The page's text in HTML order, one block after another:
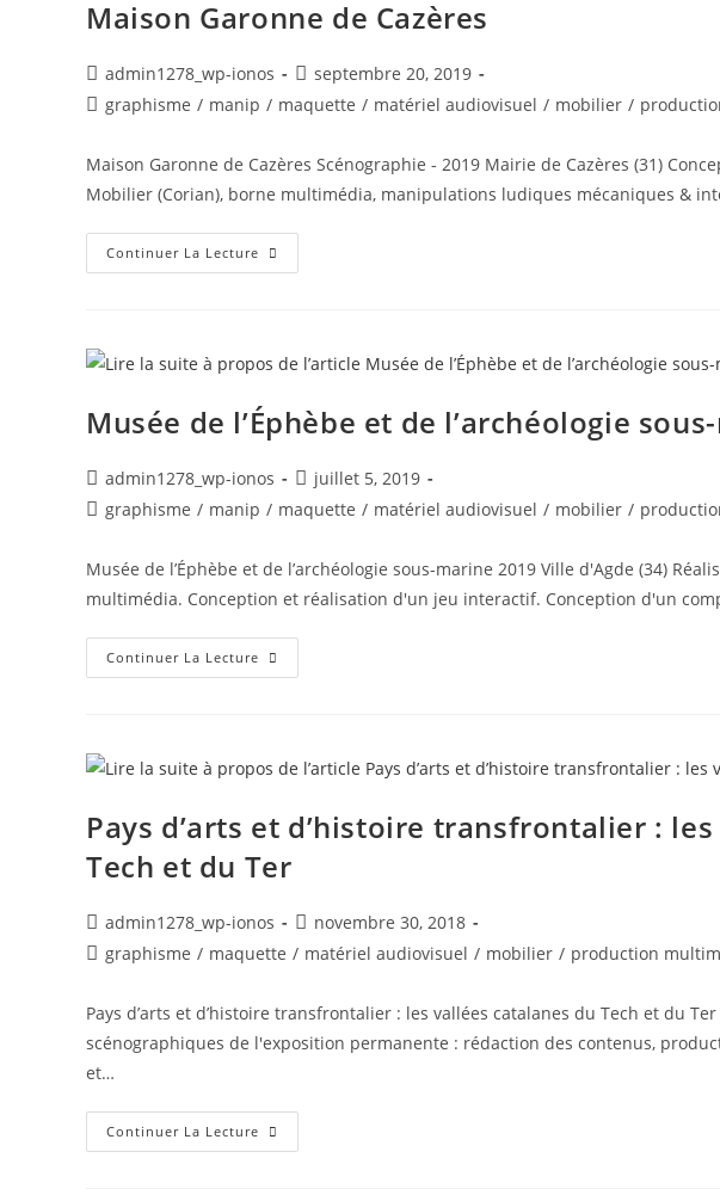
Maison Garonne de Cazères
admin1278_wp-ionos
septembre 20, 2019
graphisme / manip / maquette / matériel audiovisuel / mobilier /
Maison Garonne de Cazères Scénographie - 2019 Mairie de Cazères (31)
Mobilier (Corian), borne multimédia, manipulations ludiques mécaniques &
Continuer La Lecture
Musée de l’Éphèbe et de l’archéologie
admin1278_wp-ionos
juillet 5, 2019
graphisme / manip / maquette / matériel audiovisuel / mobilier /
Musée de l’Éphèbe et de l’archéologie sous-marine 2019 Ville d'Agde (34)
multimédia. Conception et réalisation d'un jeu interactif. Conception d'un
Continuer La Lecture
Pays d’arts et d’histoire transfrontalier :
Tech et du Ter
admin1278_wp-ionos
novembre 30, 2018
graphisme / maquette / matériel audiovisuel / mobilier / production
Pays d’arts et d’histoire transfrontalier : les vallées catalanes du Tech et du
scénographiques de l'exposition permanente : rédaction des contenus,
et…
Continuer La Lecture